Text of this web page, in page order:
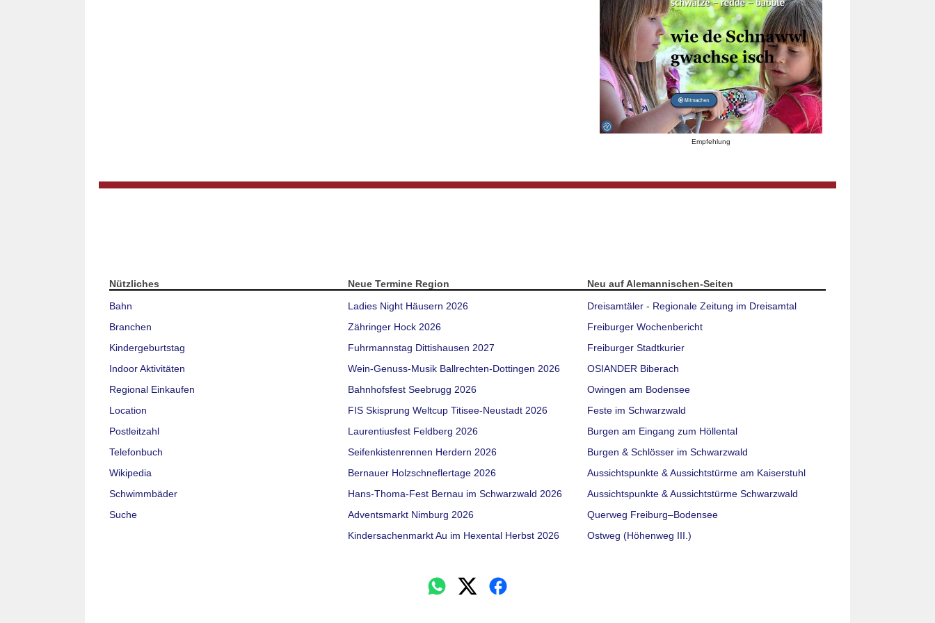
Empfehlung
Nützliches
Bahn
Branchen
Kindergeburtstag
Indoor Aktivitäten
Regional Einkaufen
Location
Postleitzahl
Telefonbuch
Wikipedia
Schwimmbäder
Suche
Neue Termine Region
Ladies Night Häusern 2026
Zähringer Hock 2026
Fuhrmannstag Dittishausen 2027
Wein-Genuss-Musik Ballrechten-Dottingen 2026
Bahnhofsfest Seebrugg 2026
FIS Skisprung Weltcup Titisee-Neustadt 2026
Laurentiusfest Feldberg 2026
Seifenkistenrennen Herdern 2026
Bernauer Holzschneflertage 2026
Hans-Thoma-Fest Bernau im Schwarzwald 2026
Adventsmarkt Nimburg 2026
Kindersachenmarkt Au im Hexental Herbst 2026
Neu auf Alemannischen-Seiten
Dreisamtäler - Regionale Zeitung im Dreisamtal
Freiburger Wochenbericht
Freiburger Stadtkurier
OSIANDER Biberach
Owingen am Bodensee
Feste im Schwarzwald
Burgen am Eingang zum Höllental
Burgen & Schlösser im Schwarzwald
Aussichtspunkte & Aussichtstürme am Kaiserstuhl
Aussichtspunkte & Aussichtstürme Schwarzwald
Querweg Freiburg–Bodensee
Ostweg (Höhenweg III.)